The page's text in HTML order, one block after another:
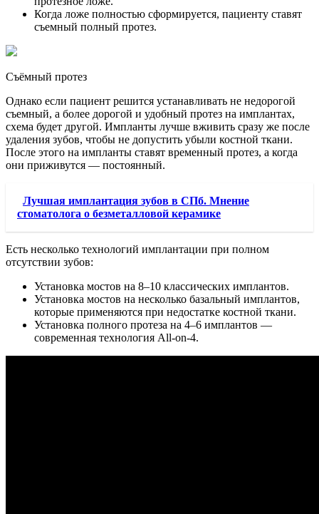
Когда ложе полностью сформируется, пациенту ставят
съемный полный протез.
Съёмный протез
Однако если пациент решится устанавливать не недорогой
съемный, а более дорогой и удобный протез на имплантах,
схема будет другой. Импланты лучше вживить сразу же после
удаления зубов, чтобы не допустить убыли костной ткани.
После этого на импланты ставят временный протез, а когда
они приживутся — постоянный.
Лучшая имплантация зубов в СПб. Мнение
стоматолога о безметалловой керамике
Есть несколько технологий имплантации при полном
отсутствии зубов:
Установка мостов на 8–10 классических имплантов.
Установка мостов на несколько базальный имплантов,
которые применяются при недостатке костной ткани.
Установка полного протеза на 4–6 имплантов —
современная технология All-on-4.